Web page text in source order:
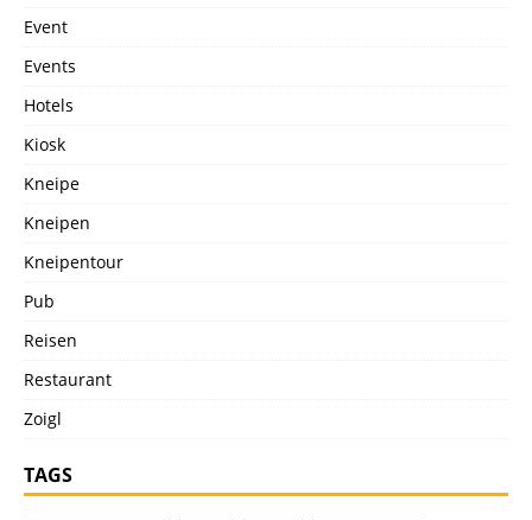
Event
Events
Hotels
Kiosk
Kneipe
Kneipen
Kneipentour
Pub
Reisen
Restaurant
Zoigl
TAGS